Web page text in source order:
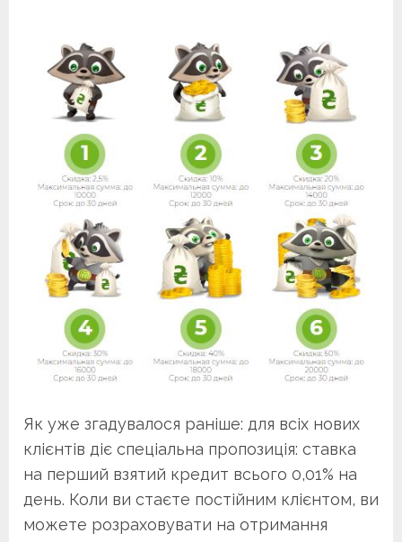
Як уже згадувалося раніше: для всіх нових
клієнтів діє спеціальна пропозиція: ставка
на перший взятий кредит всього 0,01% на
день. Коли ви стаєте постійним клієнтом, ви
можете розраховувати на отримання